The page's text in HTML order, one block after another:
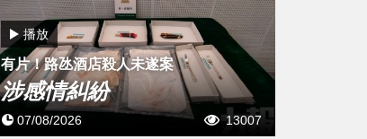
播放
有片！路氹酒店殺人未遂案
涉感情糾紛
07/08/2026 13007